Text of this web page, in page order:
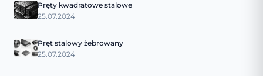
Pręty kwadratowe stalowe
25.07.2024
Pręt stalowy żebrowany
25.07.2024